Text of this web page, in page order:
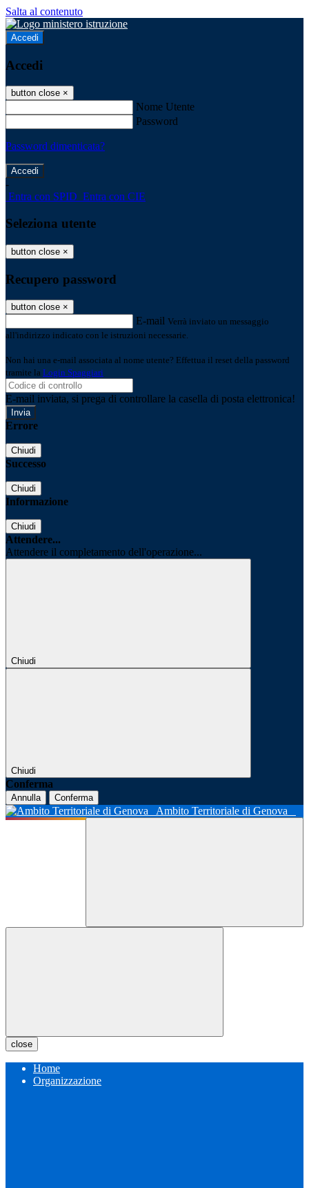
Salta al contenuto
Accedi
Accedi
button close ×
Nome Utente
Password
Password dimenticata?
-
Entra con SPID Entra con CIE
Seleziona utente
button close ×
Recupero password
button close ×
E-mail Verrà inviato un messaggio
all'indirizzo indicato con le istruzioni necessarie.
Non hai una e-mail associata al nome utente? Effettua il reset della password
tramite la Login Spaggiari
E-mail inviata, si prega di controllare la casella di posta elettronica!
Errore
Chiudi
Successo
Chiudi
Informazione
Chiudi
Attendere...
Attendere il completamento dell'operazione...
Chiudi
Chiudi
Conferma
Annulla Conferma
Ambito Territoriale di Genova
close
Home
Organizzazione